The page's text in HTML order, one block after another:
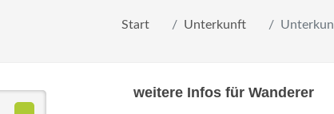
Start Unterkunft
weitere Infos für Wanderer